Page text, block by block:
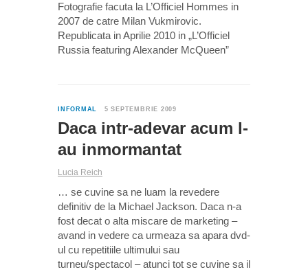
Fotografie facuta la L’Officiel Hommes in
2007 de catre Milan Vukmirovic.
Republicata in Aprilie 2010 in „L’Officiel
Russia featuring Alexander McQueen”
INFORMAL 5 SEPTEMBRIE 2009
Daca intr-adevar acum l-
au inmormantat
Lucia Reich
… se cuvine sa ne luam la revedere
definitiv de la Michael Jackson. Daca n-a
fost decat o alta miscare de marketing –
avand in vedere ca urmeaza sa apara dvd-
ul cu repetitiile ultimului sau
turneu/spectacol – atunci tot se cuvine sa il